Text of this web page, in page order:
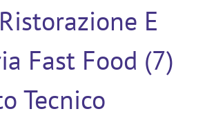
E
Fast Food (7)
Tecnico